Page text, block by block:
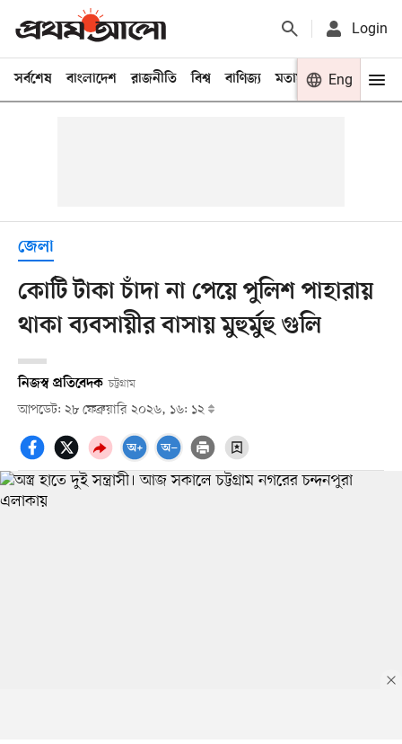
Login
সর্বশেষ বাংলাদেশ রাজনীতি বিশ্ব বাণিজ্য মতামত খেলা
Eng
জেলা
কোটি টাকা চাঁদা না পেয়ে পুলিশ পাহারায়
থাকা ব‍্যবসায়ীর বাসায় মুহুর্মুহু গুলি
নিজস্ব প্রতিবেদক চট্টগ্রাম
আপডেট: ২৮ ফেব্রুয়ারি ২০২৬, ১৬: ১২